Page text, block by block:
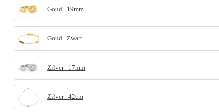
Goud · 19mm
Goud · Zwart
Zilver · 17mm
Zilver · 42cm